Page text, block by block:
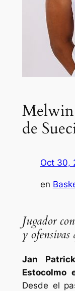
Melwin
de
Oct 30,
en
Jugador
y
Jan
Estocolmo
Desde el